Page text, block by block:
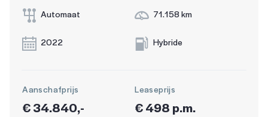
Automaat 71.158 km
2022 Hybride
Aanschafprijs
€ 34.840,-
Leaseprijs
€ 498 p.m.